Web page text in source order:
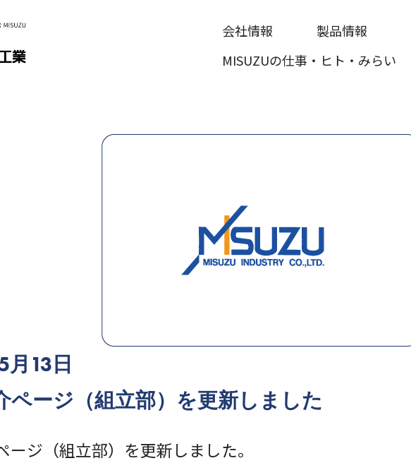
会社情報 製品情報
MISUZUの仕事・ヒト・みらい
13日
ページ（組立部）を更新しました
ージ（組立部）を更新しました。